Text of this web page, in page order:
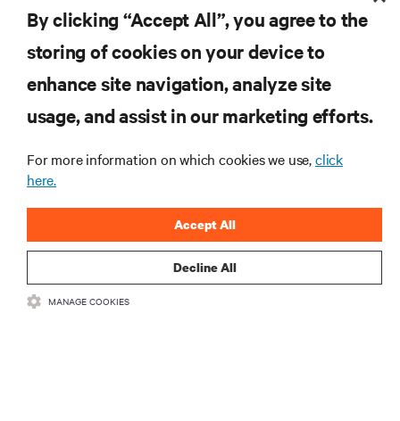
Dołącz do naszej listy mailingowej i
otrzymuj najnowsze informacje o
produktach oraz aktualności branżowe
od Vertiv.
ZAREJESTRUJ SIĘ
By clicking “Accept All”, you agree to the
storing of cookies on your device to
enhance site navigation, analyze site
usage, and assist in our marketing efforts.
For more information on which cookies we use,click
here.
Decline All
Accept All
MANAGE COOKIES